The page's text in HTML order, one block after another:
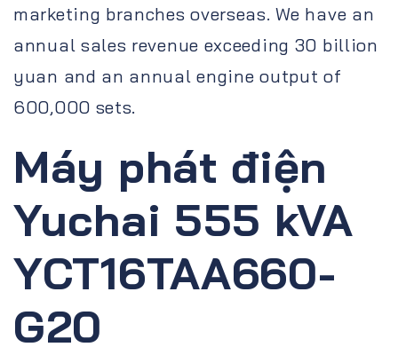
marketing branches overseas. We have an
annual sales revenue exceeding 30 billion
yuan and an annual engine output of
600,000 sets.
Máy phát điện
Yuchai 555 kVA
YCT16TAA660-
G20